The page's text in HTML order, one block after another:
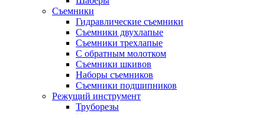
Съемники
Гидравлические съемники
Съемники двухлапые
Съемники трехлапые
С обратным молотком
Съемники шкивов
Наборы съемников
Съемники подшипников
Режущий инструмент
Труборезы